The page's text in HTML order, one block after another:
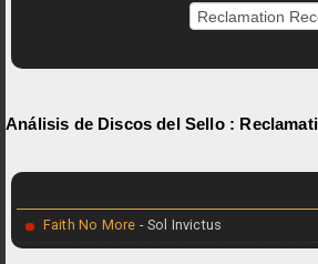
Análisis de Discos del Sello :
Faith No More - Sol Invictus